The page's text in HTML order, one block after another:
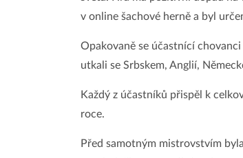
v online šachové herně a byl
Opakovaně se účastnící
utkali se Srbskem, Anglií,
Každý z účastníků přispěl k
roce.
Před samotným mistrovstvím